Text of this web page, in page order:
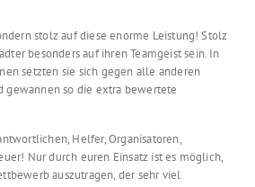
stolz auf diese enorme Leistung! Stolz
besonders auf ihren Teamgeist sein. In
setzten sie sich gegen alle anderen
gewannen so die extra bewertete
Helfer, Organisatoren,
Nur durch euren Einsatz ist es möglich,
auszutragen, der sehr viel